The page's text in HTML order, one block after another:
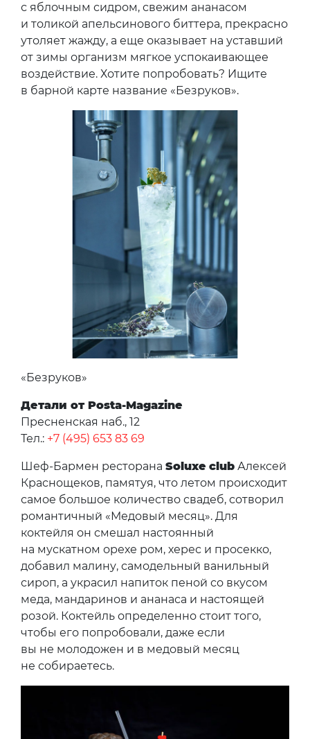
с яблочным сидром, свежим ананасом
и толикой апельсинового биттера, прекрасно
утоляет жажду, а еще оказывает на уставший
от зимы организм мягкое успокаивающее
воздействие. Хотите попробовать? Ищите
в барной карте название «Безруков».
«Безруков»
Детали от Posta-Magazine
Пресненская наб., 12
Тел.: +7 (495) 653 83 69
Шеф-Бармен ресторана Soluxe club Алексей
Краснощеков, памятуя, что летом происходит
самое большое количество свадеб, сотворил
романтичный «Медовый месяц». Для
коктейля он смешал настоянный
на мускатном орехе ром, херес и просекко,
добавил малину, самодельный ванильный
сироп, а украсил напиток пеной со вкусом
меда, мандаринов и ананаса и настоящей
розой. Коктейль определенно стоит того,
чтобы его попробовали, даже если
вы не молодожен и в медовый месяц
не собираетесь.